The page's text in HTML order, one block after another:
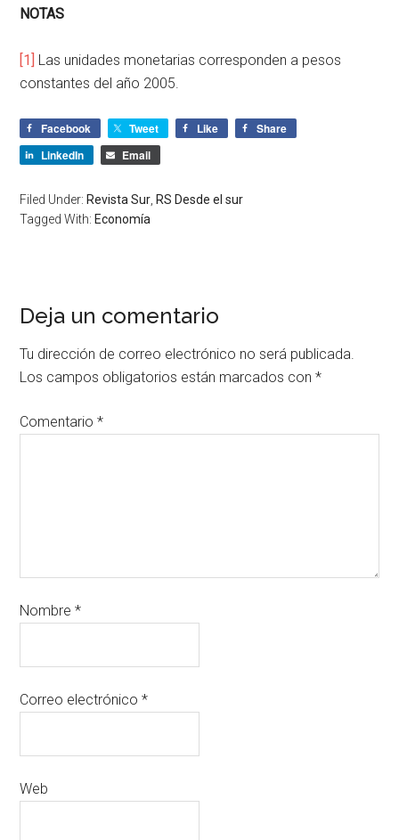
NOTAS
[1] Las unidades monetarias corresponden a pesos
constantes del año 2005.
Facebook Tweet Like
Share
LinkedIn
Email
Filed Under: Revista Sur RS Desde el sur
Tagged With: Economía
Deja un comentario
Tu dirección de correo electrónico no será publicada.
Los campos obligatorios están marcados con*
Comentario*
Nombre*
Correo electrónico*
Web